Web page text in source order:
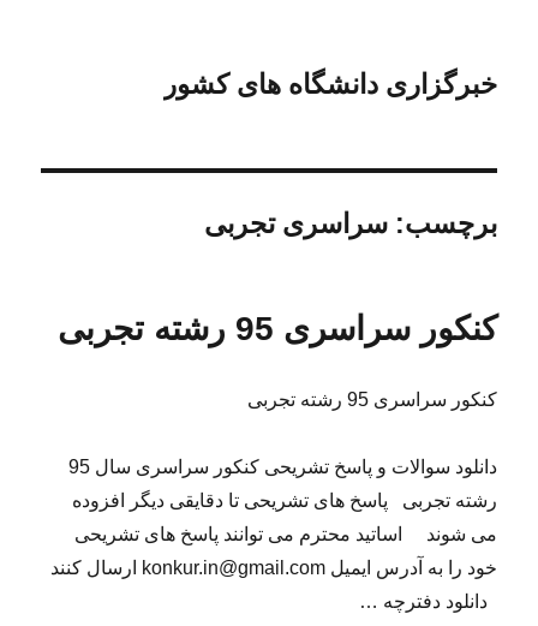
خبرگزاری دانشگاه های کشور
برچسب:سراسری تجربی
کنکور سراسری 95 رشته تجربی
کنکور سراسری 95 رشته تجربی
دانلود سوالات و پاسخ تشریحی کنکور سراسری سال 95
رشته تجربی پاسخ های تشریحی تا دقایقی دیگر افزوده
می شوند اساتید محترم می توانند پاسخ های تشریحی
خود را به آدرس ایمیل konkur.in@gmail.com ارسال کنند
دانلود دفترچه …